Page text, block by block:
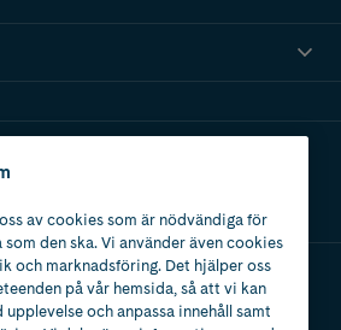
av cookies som är nödvändiga för
den ska. Vi använder även cookies
och marknadsföring. Det hjälper oss
på vår hemsida, så att vi kan
och anpassa innehåll samt